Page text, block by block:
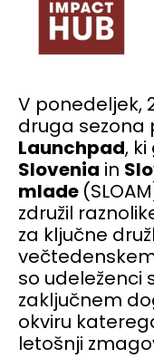
V ponedeljek,
druga sezona
Launchpad,
Slovenia in
mlade
združil
za ključne
so udeleženci
zaključnem
okviru
letošnji